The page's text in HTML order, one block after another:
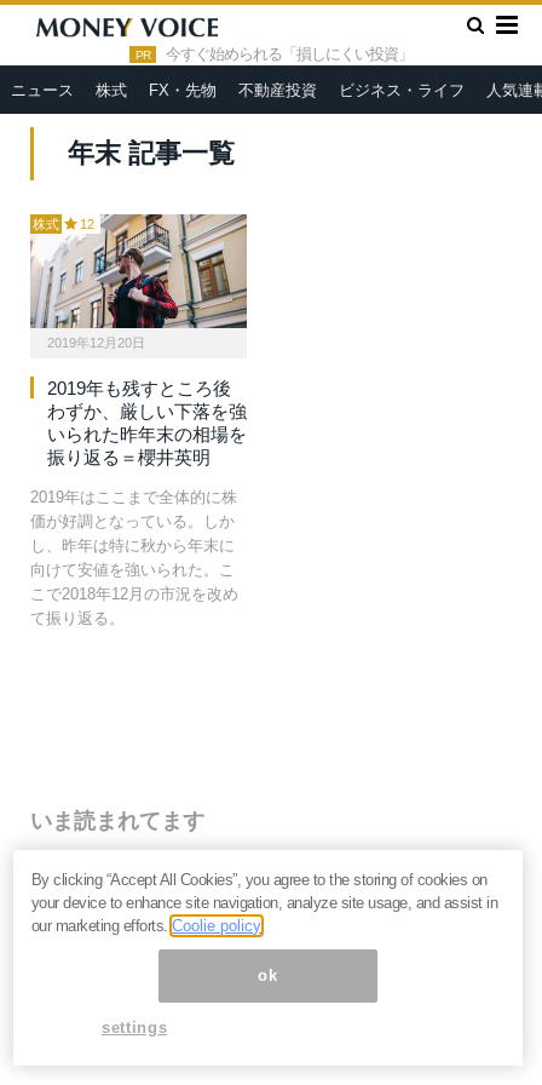
PR 今すぐ始められる「損しにくい投資」
ニュース 株式 FX・先物 不動産投資 ビジネス・ライフ 人気連
HOME » 年末
年末 記事一覧
株式 12
2019年12月20日
2019年も残すところ後
わずか、厳しい下落を強
いられた昨年末の相場を
振り返る＝櫻井英明
2019年はここまで全体的に株
価が好調となっている。しか
し、昨年は特に秋から年末に
向けて安値を強いられた。こ
こで2018年12月の市況を改め
て振り返る。
いま読まれてます
なぜ個人投資家は「みんなが買っているから」と手を出
して大損するのか？
キオクシア・イオン・NTT…なぜ人気銘柄は思うように
上がらないのか。投資家が見落とす企業の「性質」＝栫
で起きている「負債の危機」を吉田繁治が解説
By clicking “Accept All Cookies”, you agree to the storing of cookies on
your device to enhance site navigation, analyze site usage, and assist in
our marketing efforts.Coolie policy
ok
settings